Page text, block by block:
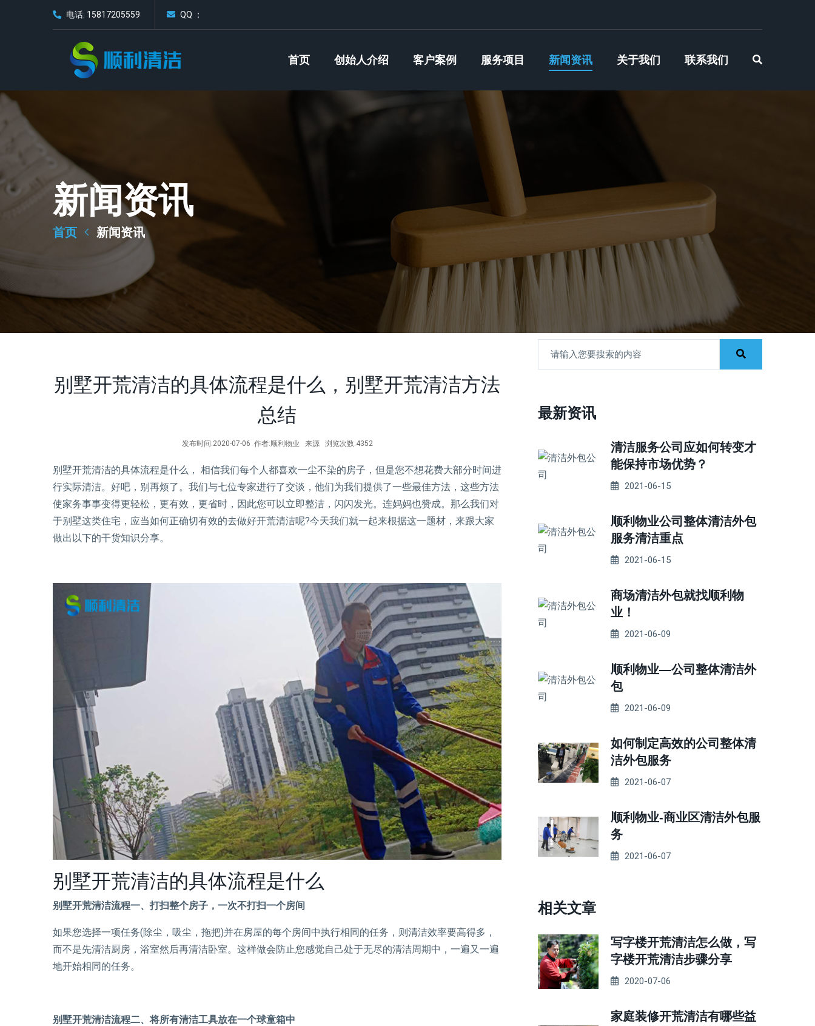
电话: 15817205559 QQ ：
首页 创始人介绍 客户案例 服务项目 新闻资讯 关于我们 联系我们
新闻资讯
首页 新闻资讯
别墅开荒清洁的具体流程是什么，别墅开荒清洁方法
总结
发布时间:2020-07-06 作者:顺利物业 来源 浏览次数:4352
别墅开荒清洁的具体流程是什么， 相信我们每个人都喜欢一尘不染的房子，但是您不想花费大部分时间进
行实际清洁。好吧，别再烦了。我们与七位专家进行了交谈，他们为我们提供了一些最佳方法，这些方法
使家务事事变得更轻松，更有效，更省时，因此您可以立即整洁，闪闪发光。连妈妈也赞成。那么我们对
于别墅这类住宅，应当如何正确切有效的去做好开荒清洁呢?今天我们就一起来根据这一题材，来跟大家
做出以下的干货知识分享。
别墅开荒清洁的具体流程是什么
别墅开荒清洁流程一、打扫整个房子，一次不打扫一个房间
如果您选择一项任务(除尘，吸尘，拖把)并在房屋的每个房间中执行相同的任务，则清洁效率要高得多，
而不是先清洁厨房，浴室然后再清洁卧室。这样做会防止您感觉自己处于无尽的清洁周期中，一遍又一遍
地开始相同的任务。
别墅开荒清洁流程二、将所有清洁工具放在一个球童箱中
最新资讯
清洁服务公司应如何转变才
能保持市场优势？
2021-06-15
顺利物业公司整体清洁外包
服务清洁重点
2021-06-15
商场清洁外包就找顺利物
业！
2021-06-09
顺利物业—公司整体清洁外
包
2021-06-09
如何制定高效的公司整体清
洁外包服务
2021-06-07
顺利物业-商业区清洁外包服
务
2021-06-07
相关文章
写字楼开荒清洁怎么做，写
字楼开荒清洁步骤分享
2020-07-06
家庭装修开荒清洁有哪些益